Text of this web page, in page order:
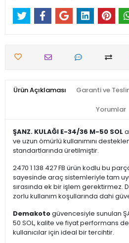
Ürün Açıklaması Garanti ve
Yorumlar
ŞANZ. KULAĞI E-34/36 M-50 SOL
ve uzun ömürlü kullanımını
standartlarında üretilmiştir.
2470 1 138 427 FB ürün kodlu bu
sayesinde araç sistemleriyle tam
sırasında ek bir işlem gerektirmez.
zorlu kullanım koşullarında dahi
Demakotogüvencesiyle sunulan
50 SOL, kalite ve fiyat performans
kullanıcılar için ideal bir tercihtir.